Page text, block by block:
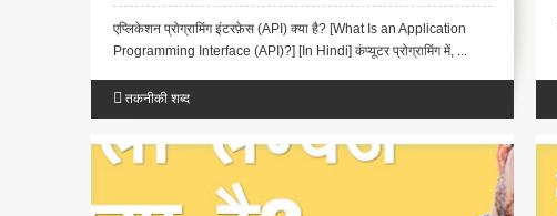
एप्लिकेशन प्रोग्रामिंग इंटरफ़ेस (API) क्या है? [What Is an Application
Programming Interface (API)?] [In Hindi] कंप्यूटर प्रोग्रामिंग में, ...
तकनीकी शब्द